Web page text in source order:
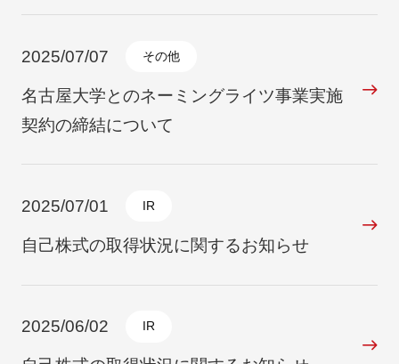
2025/07/07 その他
名古屋大学とのネーミングライツ事業実施
契約の締結について
2025/07/01 IR
自己株式の取得状況に関するお知らせ
2025/06/02 IR